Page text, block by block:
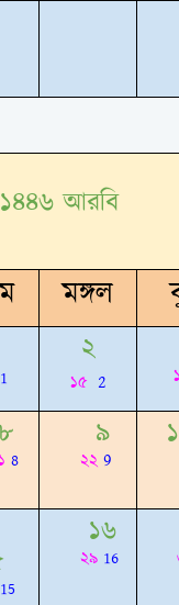
১৪৪৬ আরবি
মঙ্গল
1
২
১৫ 2
8
৯
২২ 9
15
১৬
২৯ 16